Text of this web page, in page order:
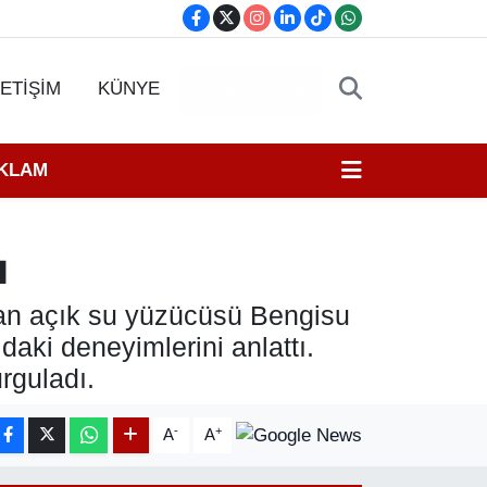
KÜNYE
açık su yüzücüsü Bengisu
deneyimlerini anlattı.
A- A+